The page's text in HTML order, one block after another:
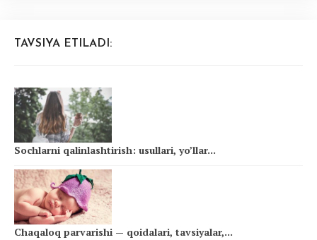
TAVSIYA ETILADI:
Sochlarni qalinlashtirish: usullari, yo’llar...
Chaqaloq parvarishi — qoidalari, tavsiyalar,...